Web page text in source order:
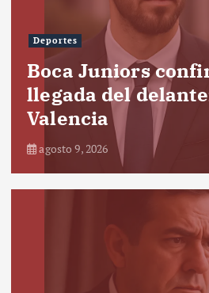
Deportes
Boca Juniors
llegada del
Valencia
agosto 9, 2026